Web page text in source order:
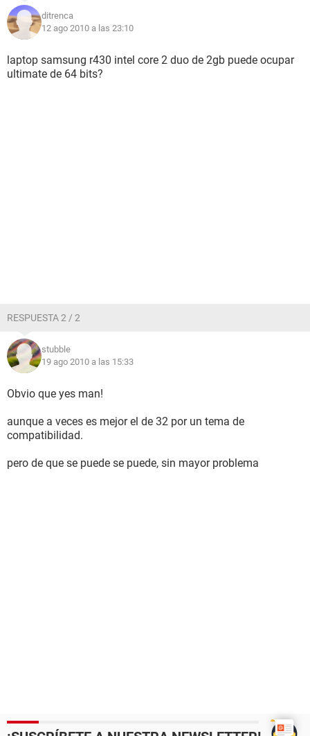
ditrenca
12 ago 2010 a las 23:10
laptop samsung r430 intel core 2 duo de 2gb puede ocupar
ultimate de 64 bits?
RESPUESTA 2 / 2
stubble
19 ago 2010 a las 15:33
Obvio que yes man!
aunque a veces es mejor el de 32 por un tema de
compatibilidad.
pero de que se puede se puede, sin mayor problema